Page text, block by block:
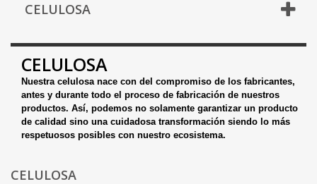
CELULOSA
CELULOSA
Nuestra celulosa nace con del compromiso de los fabricantes,
antes y durante todo el proceso de fabricación de nuestros
productos. Así, podemos no solamente garantizar un producto
de calidad sino una cuidadosa transformación siendo lo más
respetuosos posibles con nuestro ecosistema.
CELULOSA